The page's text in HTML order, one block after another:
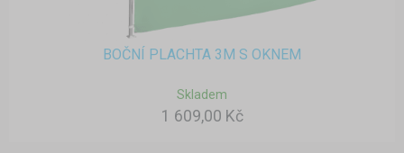
BOČNÍ PLACHTA 3M S OKNEM
Skladem
1 609,00 Kč